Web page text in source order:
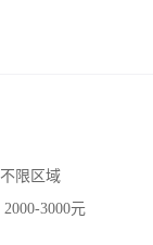
不限区域
2000-3000元